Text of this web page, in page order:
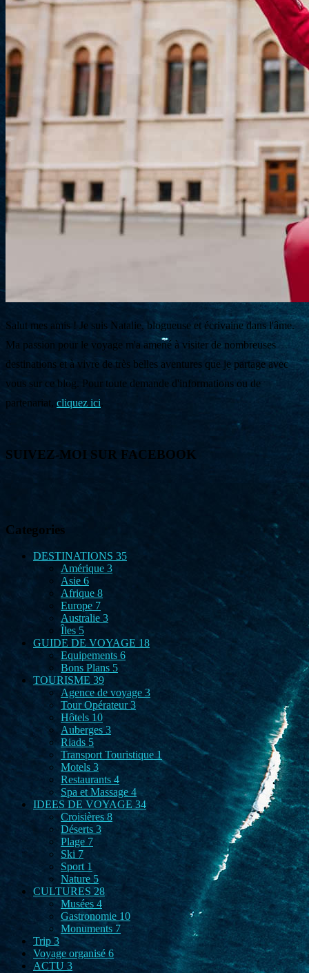
Salut mes amis ! Je suis Natalie, blogueuse et écrivaine dans l'âme.
Ma passion pour le voyage m'a amené à visiter de nombreuses
destinations et à vivre de très belles aventures que je partage avec
vous sur ce blog. Pour toute demande d'informations ou de
partenariat, cliquez ici.
SUIVEZ-MOI SUR FACEBOOK
Categories
DESTINATIONS 35
Amérique 3
Asie 6
Afrique 8
Europe 7
Australie 3
Îles 5
GUIDE DE VOYAGE 18
Equipements 6
Bons Plans 5
TOURISME 39
Agence de voyage 3
Tour Opérateur3
Hôtels 10
Auberges3
Riads 5
Transport Touristique1
Motels 3
Restaurants 4
Spa et Massage 4
IDEES DE VOYAGE 34
Croisières8
Déserts 3
Plage 7
Ski 7
Sport 1
Nature 5
CULTURES 28
Musées 4
Gastronomie 10
Monuments 7
Trip 3
Voyage organisé 6
ACTU 3